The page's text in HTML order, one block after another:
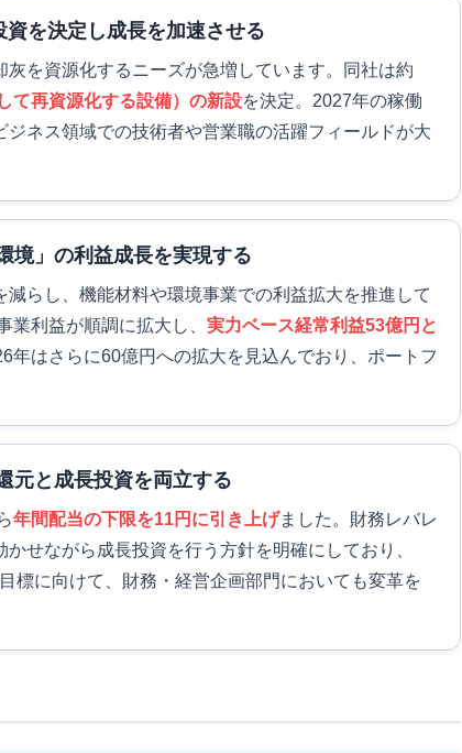
を決定し成長を加速させる
を資源化するニーズが急増しています。同社は約
て再資源化する設備）の新設を決定。2027年の稼働
ネス領域での技術者や営業職の活躍フィールドが大
境」の利益成長を実現する
らし、機能材料や環境事業での利益拡大を推進して
業利益が順調に拡大し、 実力ベース経常利益53億円と
年はさらに60億円への拡大を見込んでおり、ポートフ
元と成長投資を両立する
年間配当の下限を11円に引き上げました。財務レバレ
せながら成長投資を行う方針を明確にしており、
標に向けて、財務・経営企画部門においても変革を